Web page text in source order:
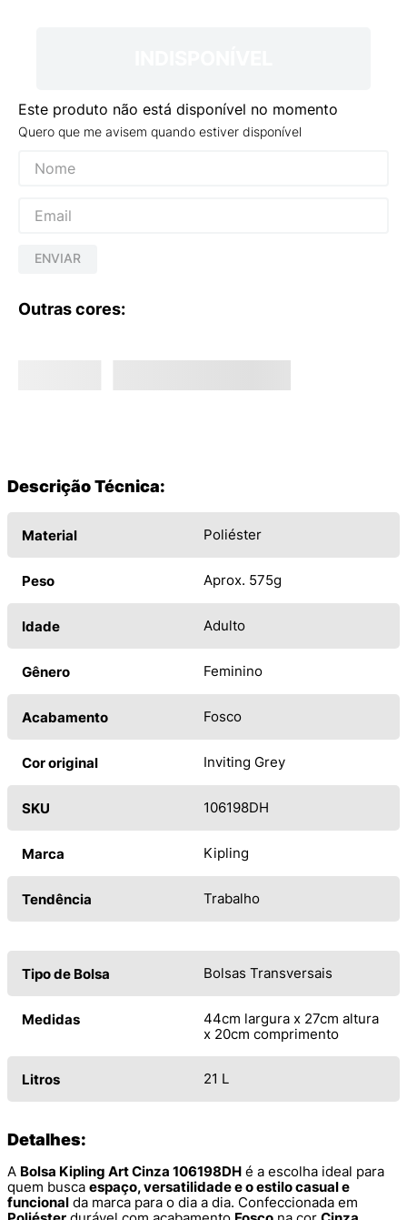
Este produto não está disponível no momento
Quero que me avisem quando estiver disponível
ENVIAR
Outras cores:
Descrição Técnica:
Material Poliéster
Peso Aprox. 575g
Idade Adulto
Gênero Feminino
Acabamento Fosco
Cor original Inviting Grey
SKU 106198DH
Marca Kipling
Tendência Trabalho
Tipo de Bolsa Bolsas Transversais
Medidas
44cm largura x 27cm altura
x 20cm comprimento
Litros 21 L
Detalhes:
A Bolsa Kipling Art Cinza 106198DH é a escolha ideal para
quem busca espaço, versatilidade e o estilo casual e
funcional da marca para o dia a dia. Confeccionada em